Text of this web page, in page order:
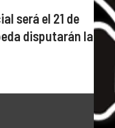
será el 21 de
disputarán la